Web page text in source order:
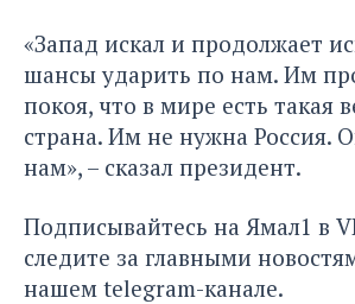
«Запад искал и продолжает
шансы ударить по нам. Им
покоя, что в мире есть такая
страна. Им не нужна Россия.
нам», – сказал президент.
Подписывайтесь на Ямал1 в
следите за главными
нашем telegram-канале.